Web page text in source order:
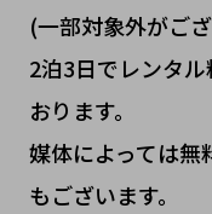
(一部対象外がご
2泊3日でレンタ
おります。
媒体によっては
もございます。